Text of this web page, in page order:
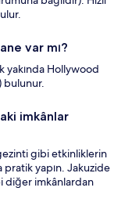
var mı?
yakında Hollywood
bulunur.
imkânlar
gibi etkinliklerin
pratik yapın. Jakuzide
diğer imkânlardan